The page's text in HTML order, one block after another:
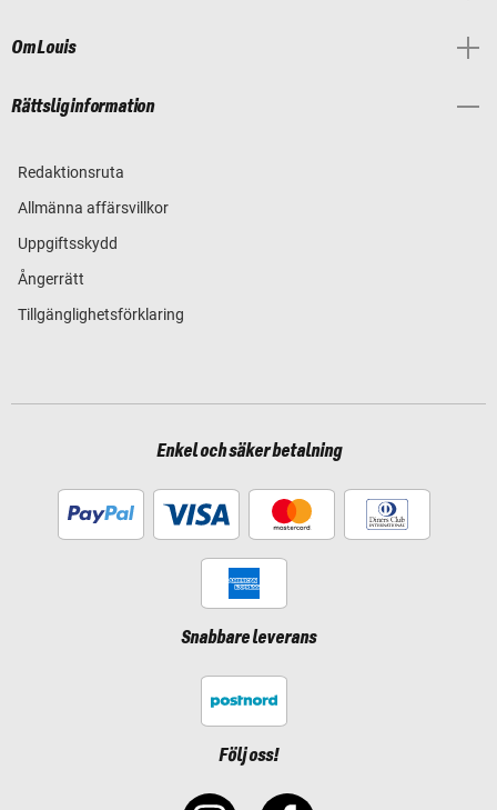
Om Louis
Rättslig information
Redaktionsruta
Allmänna affärsvillkor
Uppgiftsskydd
Ångerrätt
Tillgänglighetsförklaring
Enkel och säker betalning
Snabbare leverans
Följ oss!